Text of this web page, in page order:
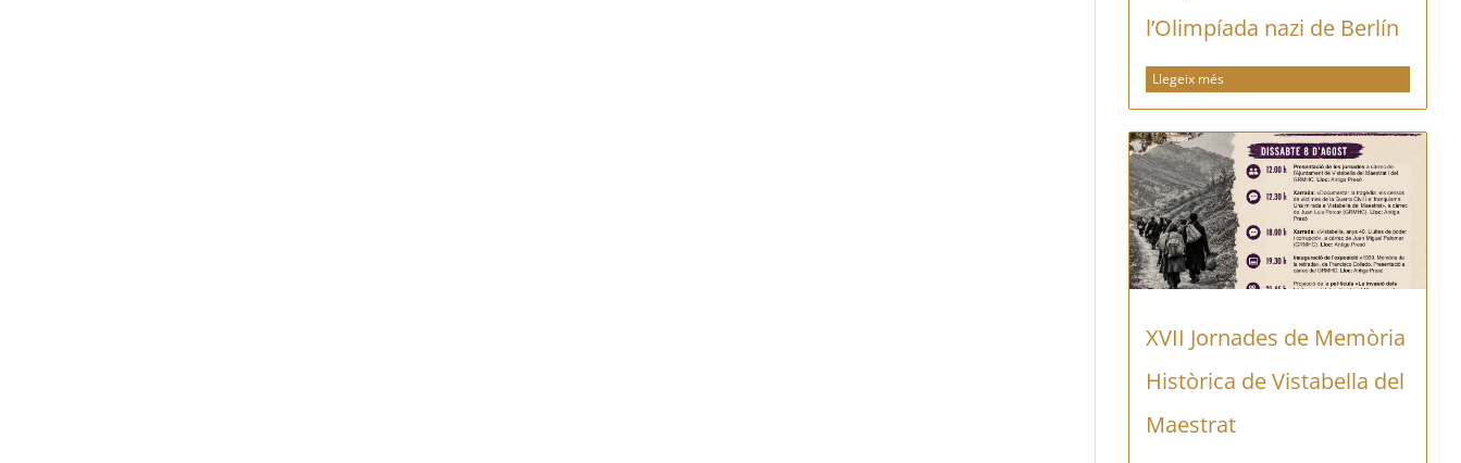
l’Olimpíada nazi de Berlín
Llegeix més
XVII Jornades de Memòria
Històrica de Vistabella del
Maestrat